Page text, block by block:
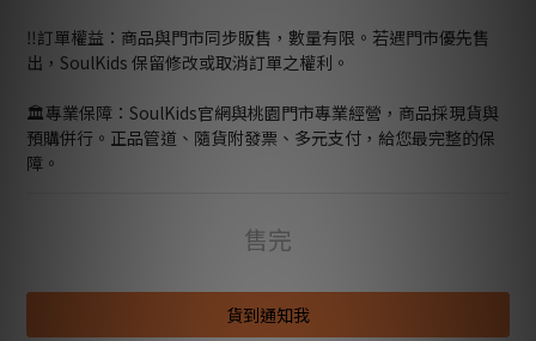
‼️訂單權益：商品與門市同步販售，數量有限。若遇門市優先售
出，SoulKids 保留修改或取消訂單之權利。
🏛️專業保障：SoulKids官網與桃園門市專業經營，商品採現貨與
預購併行。正品管道、隨貨附發票、多元支付，給您最完整的保
障。
售完
貨到通知我